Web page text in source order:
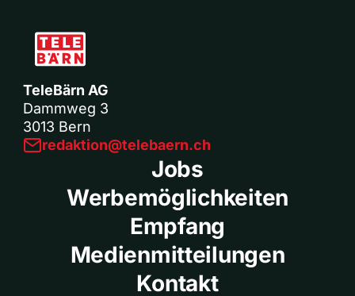
TeleBärn AG
Dammweg 3
3013 Bern
redaktion@telebaern.ch
Jobs
Werbemöglichkeiten
Empfang
Medienmitteilungen
Kontakt